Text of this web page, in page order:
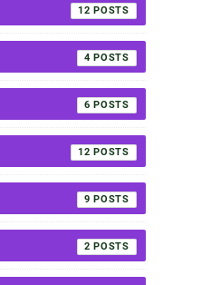
12
4
6
12
9
2